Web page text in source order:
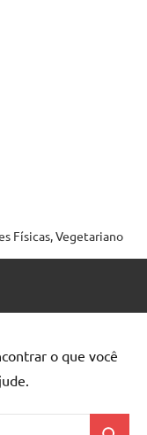
Físicas, Vegetariano
o que você